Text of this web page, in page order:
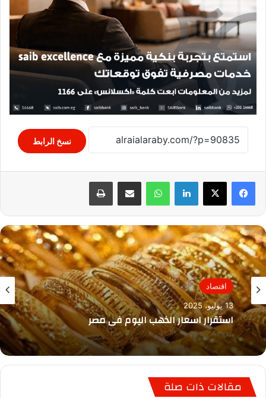
نسخ الرابط
لينكدإن واتساب مشاركة عبر البريد طباعة
اقتصاد
13 يوليو، 2025
استقرار اسعار الذهب اليوم في مصر
مقالات ذات صلة